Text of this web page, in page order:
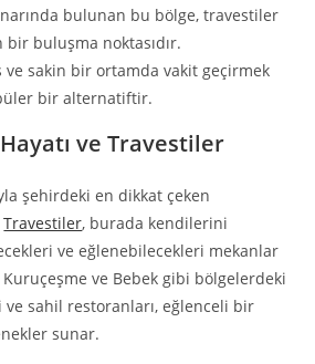
bulunan bu bölge, travestiler
buluşma noktasıdır.
ve sakin bir ortamda vakit geçirmek
bir alternatiftir.
ve Travestiler
şehirdeki en dikkat çeken
Travestiler, burada kendilerini
ve eğlenebilecekleri mekanlar
ve Bebek gibi bölgelerdeki
sahil restoranları, eğlenceli bir
sunar.